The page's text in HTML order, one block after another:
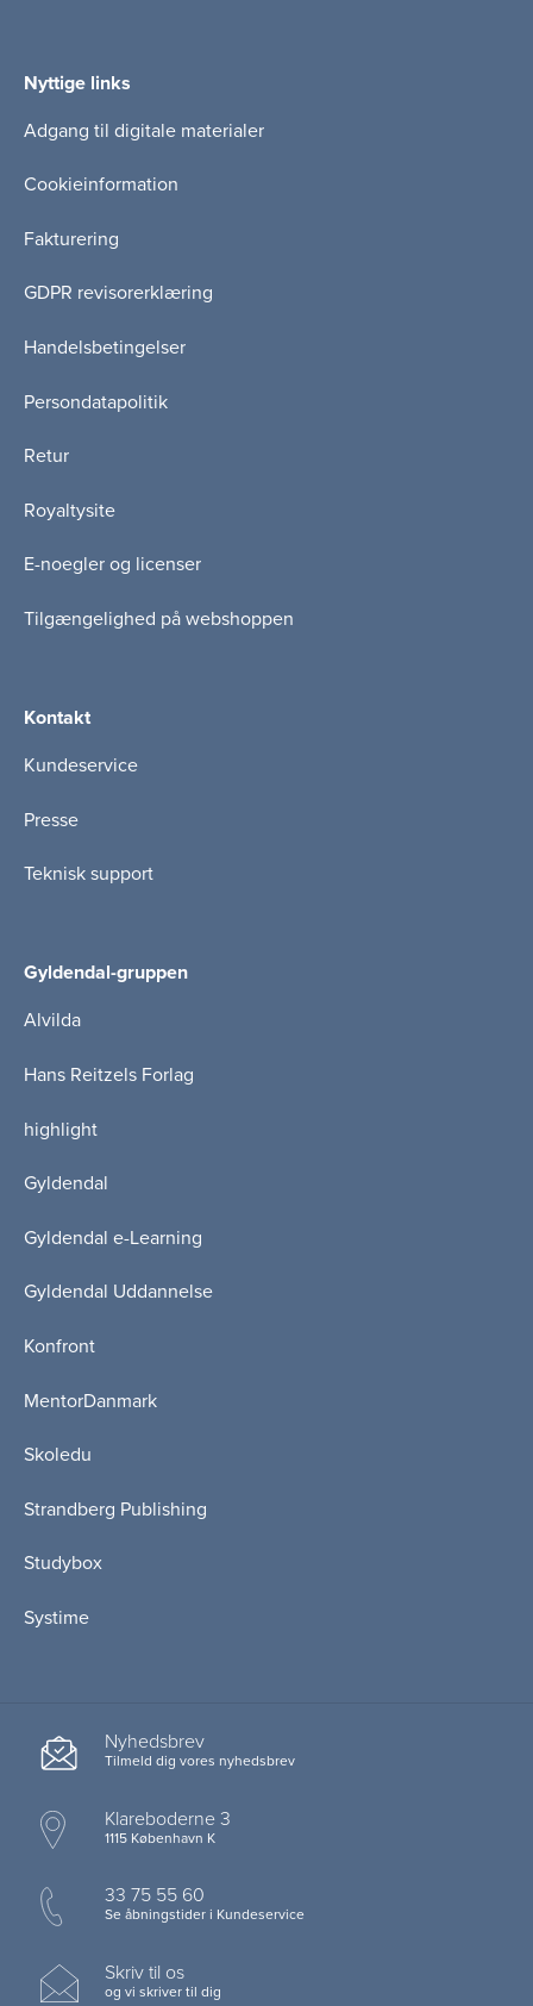
Nyttige links
Adgang til digitale materialer
Cookieinformation
Fakturering
GDPR revisorerklæring
Handelsbetingelser
Persondatapolitik
Retur
Royaltysite
E-noegler og licenser
Tilgængelighed på webshoppen
Kontakt
Kundeservice
Presse
Teknisk support
Gyldendal-gruppen
Alvilda
Hans Reitzels Forlag
highlight
Gyldendal
Gyldendal e-Learning
Gyldendal Uddannelse
Konfront
MentorDanmark
Skoledu
Strandberg Publishing
Studybox
Systime
Nyhedsbrev
Tilmeld dig vores nyhedsbrev
Klareboderne 3
1115 København K
33 75 55 60
Se åbningstider i Kundeservice
Skriv til os
og vi skriver til dig